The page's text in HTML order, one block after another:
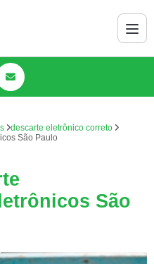
descarte eletrônico correto
São Paulo
São